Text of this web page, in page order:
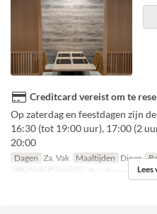
Creditcard vereist om te
Op zaterdag en feestdagen zijn
16:30 (tot 19:00 uur), 17:00 (2
20:00
Dagen Za, Vak Maaltijden Diner
Zitplaats Categorie
Privékamer Lees